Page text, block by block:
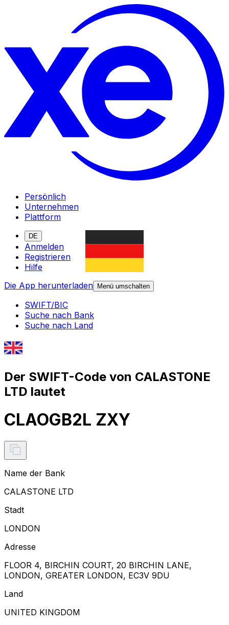
Persönlich
Unternehmen
Plattform
DE
Anmelden
Registrieren
Hilfe
Die App herunterladen
Menü umschalten
SWIFT/BIC
Suche nach Bank
Suche nach Land
Der SWIFT-Code von CALASTONE
LTD lautet
CLAOGB2L ZXY
Name der Bank
CALASTONE LTD
Stadt
LONDON
Adresse
FLOOR 4, BIRCHIN COURT, 20 BIRCHIN LANE,
LONDON, GREATER LONDON, EC3V 9DU
Land
UNITED KINGDOM